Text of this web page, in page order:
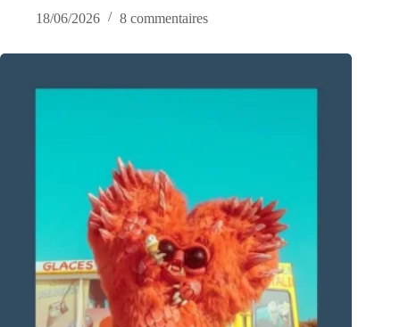
18/06/2026
8 commentaires